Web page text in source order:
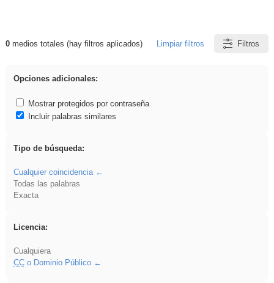
Resultados de: pantalla
0medios totales (hay filtros aplicados) Limpiar filtros Filtros
Opciones adicionales:
Mostrar protegidos por contraseña
Incluir palabras similares
Tipo de búsqueda:
Cualquier coincidencia
Todas las palabras
Exacta
Licencia:
Cualquiera
CCo Dominio Público